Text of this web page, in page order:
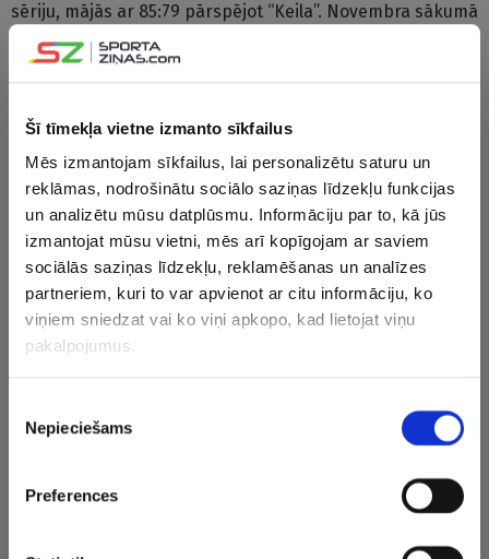
Šī tīmekļa vietne izmanto sīkfailus
Mēs izmantojam sīkfailus, lai personalizētu saturu un
reklāmas, nodrošinātu sociālo saziņas līdzekļu funkcijas
un analizētu mūsu datplūsmu. Informāciju par to, kā jūs
izmantojat mūsu vietni, mēs arī kopīgojam ar saviem
sociālās saziņas līdzekļu, reklamēšanas un analīzes
partneriem, kuri to var apvienot ar citu informāciju, ko
viņiem sniedzat vai ko viņi apkopo, kad lietojat viņu
pakalpojumus.
izvēle
Nepieciešams
Preferences
sēriju, mājās ar 85:79 pārspējot “Keila”. Novembra sākumā
abu vienību savstarpējā cīņā viesos ar 94:89 pārāki bija
“Ventspils” basketbolisti.
“Rīgas Zeļļi” pēc 12 uzvaru sērijas pēdējos četros mačos
Tallinas “Kalev/Cramo”, mājās ar 87:59 tika pieveikta
“Latvijas Universitāte” (LU), viesos ar 72:76 nācās
piekāpties “Ogrei” un savā laukumā ar 100:71 tika
pieveikta “Viimsi”. “Coolbet” līgā nav uzvarējusi kopš
21.decembra, ciešot deviņus zaudējumus pēc kārtas.
Oktobra vidū “Rīgas Zeļļi” savā laukumā uzvarēja ar 87:80.
komanda ar septiņiem panākumiem 22 mačos – 12.vietu,
bet Vīmsi vienība ir izcīnījusi piecas uzvaras 22 spēlē un